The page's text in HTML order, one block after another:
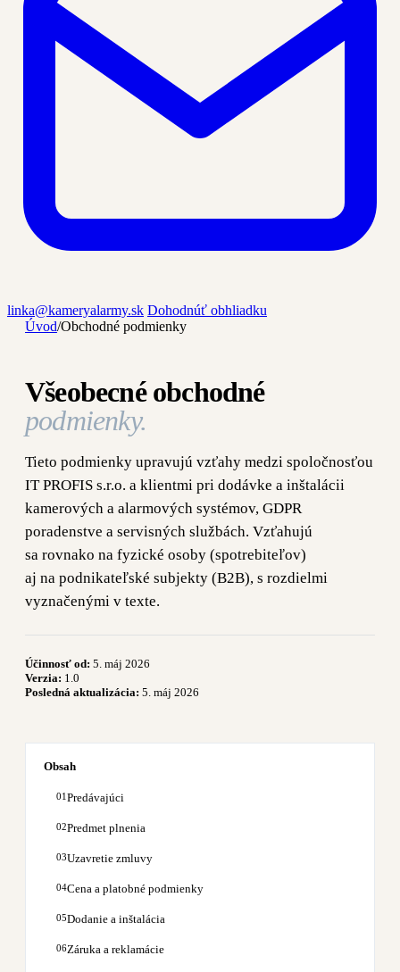
linka@kameryalarmy.sk Dohodnúť obhliadku
Úvod/Obchodné podmienky
Všeobecné obchodné
podmienky.
Tieto podmienky upravujú vzťahy medzi spoločnosťou
IT PROFIS s.r.o. a klientmi pri dodávke a inštalácii
kamerových a alarmových systémov, GDPR
poradenstve a servisných službách. Vzťahujú
sa rovnako na fyzické osoby (spotrebiteľov)
aj na podnikateľské subjekty (B2B), s rozdielmi
vyznačenými v texte.
Účinnosť od: 5. máj 2026
Verzia: 1.0
Posledná aktualizácia: 5. máj 2026
Obsah
Predávajúci
Predmet plnenia
Uzavretie zmluvy
Cena a platobné podmienky
Dodanie a inštalácia
Záruka a reklamácie